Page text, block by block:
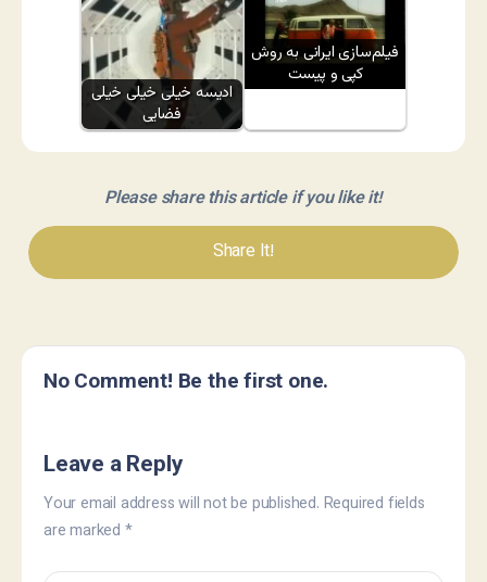
ادیسه خیلی خیلی خیلی
فضایی
فیلم‌سازی ایرانی به روش
کپی و پیست
Please share this article if you like it!
Share It!
No Comment! Be the first one.
Leave a Reply
Your email address will not be published. Required fields
are marked *